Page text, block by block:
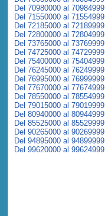
Del 70980000 al 70984999
Del 71550000 al 71554999
Del 72185000 al 72189999
Del 72800000 al 72804999
Del 73765000 al 73769999
Del 74725000 al 74729999
Del 75400000 al 75404999
Del 76245000 al 76249999
Del 76995000 al 76999999
Del 77670000 al 77674999
Del 78550000 al 78554999
Del 79015000 al 79019999
Del 80940000 al 80944999
Del 85525000 al 85529999
Del 90265000 al 90269999
Del 94895000 al 94899999
Del 99620000 al 99624999